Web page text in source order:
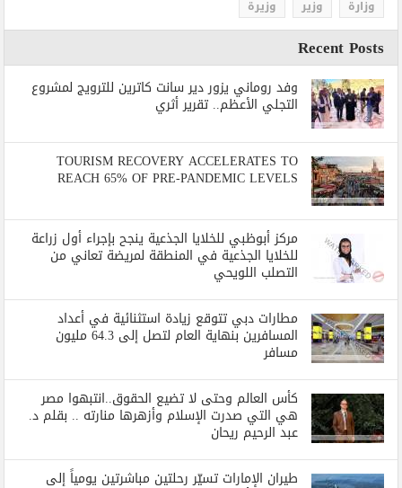
وزارة
وزير وزيرة
Recent Posts
وفد روماني يزور دير سانت كاترين للترويج لمشروع
التجلي الأعظم.. تقرير أثري
TOURISM RECOVERY ACCELERATES TO
REACH 65% OF PRE-PANDEMIC LEVELS
مركز أبوظبي للخلايا الجذعية ينجح بإجراء أول زراعة
للخلايا الجذعية في المنطقة لمريضة تعاني من
التصلب اللويحي
مطارات دبي تتوقع زيادة استثنائية في أعداد
المسافرين بنهاية العام لتصل إلى 64.3 مليون
مسافر
كأس العالم وحتى لا تضيع الحقوق..انتبهوا مصر
هي التي صدرت الإسلام وأزهرها منارته .. بقلم د.
عبد الرحيم ريحان
طيران الإمارات تسيّر رحلتين مباشرتين يومياً إلى